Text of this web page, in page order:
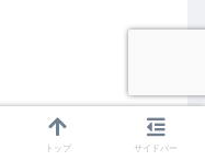
トップ サイドバー